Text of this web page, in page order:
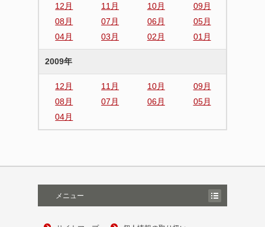
12月 11月 10月
09月
08月
07月 06月
05月
04月
03月 02月 01月
2009年
12月 11月 10月
09月
08月
07月 06月
05月
04月
メニュー